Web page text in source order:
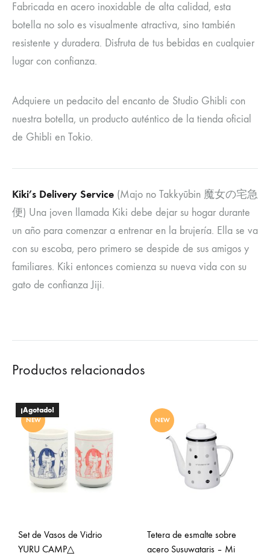
Fabricada en acero inoxidable de alta calidad, esta
botella no solo es visualmente atractiva, sino también
resistente y duradera. Disfruta de tus bebidas en cualquier
lugar con confianza.
Adquiere un pedacito del encanto de Studio Ghibli con
nuestra botella, un producto auténtico de la tienda oficial
de Ghibli en Tokio.
Kiki’s Delivery Service (Majo no Takkyūbin 魔女の宅急
便) Una joven llamada Kiki debe dejar su hogar durante
un año para comenzar a entrenar en la brujería. Ella se va
con su escoba, pero primero se despide de sus amigos y
familiares. Kiki entonces comienza su nueva vida con su
gato de confianza Jiji.
Productos relacionados
NEW
¡Agotado!
Set de Vasos de Vidrio
YURU CAMP△
NEW
Tetera de esmalte sobre
acero Susuwataris – Mi